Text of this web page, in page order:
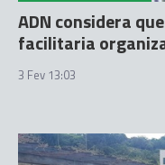
ADN considera
facilitaria
3 Fev 13:03